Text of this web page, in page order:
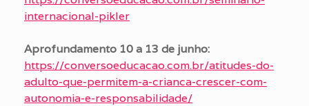
internacional-pikler
Aprofundamento 10 a 13 de junho:
https://conversoeducacao.com.br/atitudes-do-
adulto-que-permitem-a-crianca-crescer-com-
autonomia-e-responsabilidade/